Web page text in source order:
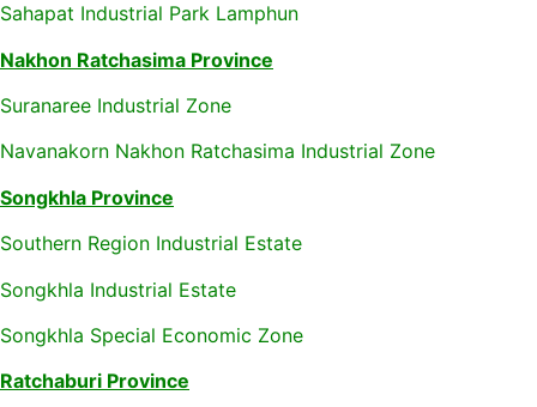
Sahapat Industrial Park Lamphun
Nakhon Ratchasima Province
Suranaree Industrial Zone
Navanakorn Nakhon Ratchasima Industrial Zone
Songkhla Province
Southern Region Industrial Estate
Songkhla Industrial Estate
Songkhla Special Economic Zone
Ratchaburi Province